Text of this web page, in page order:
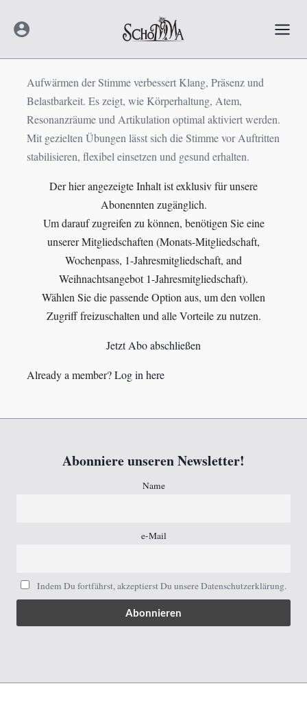
Inhalt
Aufwärmen der Stimme verbessert Klang, Präsenz und
Belastbarkeit. Es zeigt, wie Körperhaltung, Atem,
Resonanzräume und Artikulation optimal aktiviert werden.
Mit gezielten Übungen lässt sich die Stimme vor Auftritten
stabilisieren, flexibel einsetzen und gesund erhalten.
Der hier angezeigte Inhalt ist exklusiv für unsere
Abonennten zugänglich.
Um darauf zugreifen zu können, benötigen Sie eine
unserer Mitgliedschaften (Monats-Mitgliedschaft,
Wochenpass, 1-Jahresmitgliedschaft, and
Weihnachtsangebot 1-Jahresmitgliedschaft).
Wählen Sie die passende Option aus, um den vollen
Zugriff freizuschalten und alle Vorteile zu nutzen.
Jetzt Abo abschließen
Already a member?Log in here
Abonniere unseren Newsletter!
Name
e-Mail
Indem Du fortfährst, akzeptierst Du unsere Datenschutzerklärung.